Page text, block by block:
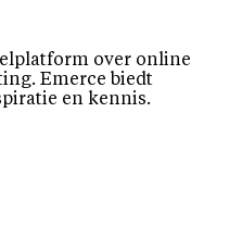
over online
Emerce biedt
en kennis.